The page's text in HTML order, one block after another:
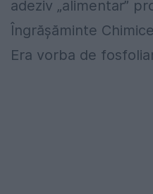
adeziv „alimentar”
Îngrășăminte
Era vorba de